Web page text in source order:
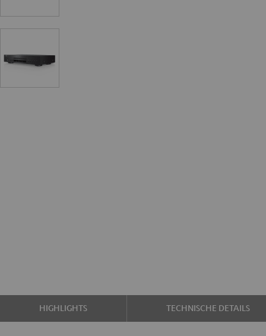
HIGHLIGHTS TECHNISCHE DETAILS